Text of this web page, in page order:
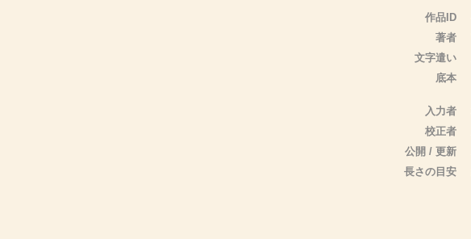
作品ID
著者
文字遣い
底本
入力者
校正者
公開 / 更新
長さの目安